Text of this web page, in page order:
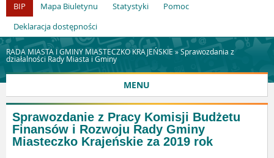
BIP
Mapa Biuletynu Statystyki
Pomoc
Deklaracja dostępności
RADA MIASTA I GMINY MIASTECZKO KRAJEŃSKIE »Sprawozdania z
działalności Rady Miasta i Gminy
MENU
Sprawozdanie z Pracy Komisji Budżetu
Finansów i Rozwoju Rady Gminy
Miasteczko Krajeńskie za 2019 rok